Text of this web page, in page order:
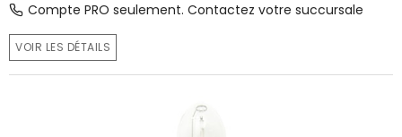
Compte PRO seulement. Contactez votre succursale
VOIR LES DÉTAILS